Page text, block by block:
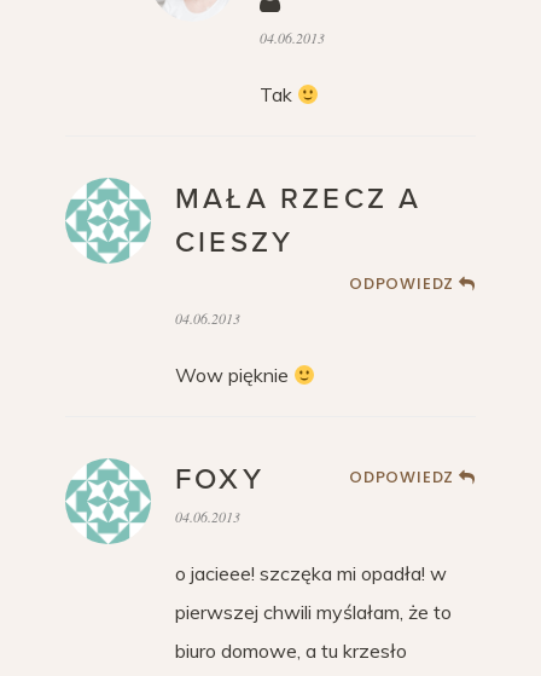
04.06.2013
Tak
MAŁA RZECZ A
CIESZY
ODPOWIEDZ
04.06.2013
Wow pięknie
FOXY ODPOWIEDZ
04.06.2013
o jacieee! szczęka mi opadła! w
pierwszej chwili myślałam, że to
biuro domowe, a tu krzesło